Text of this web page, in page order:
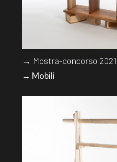
→ Mostra-concorso 2021
→ Mobili